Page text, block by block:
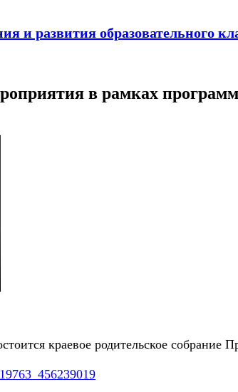
и развития образовательного
в рамках
краевое родительское собрание